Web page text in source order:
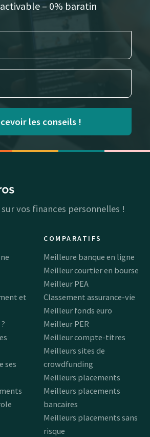
– 0% baratin
les conseils !
vos finances personnelles !
et
ses
COMPARATIFS
Meilleure banque en ligne
Meilleur courtier en bourse
Meilleur PEA
Classement assurance-vie
Meilleur fonds euro
Meilleur PER
Meilleur compte-titres
Meilleurs sites de
crowdfunding
Meilleurs placements
Meilleurs placements
bancaires
Meilleurs placements sans
risque